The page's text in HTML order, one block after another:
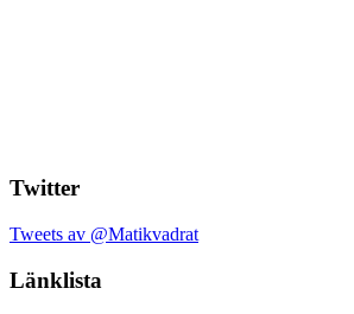
Twitter
Tweets av @Matikvadrat
Länklista